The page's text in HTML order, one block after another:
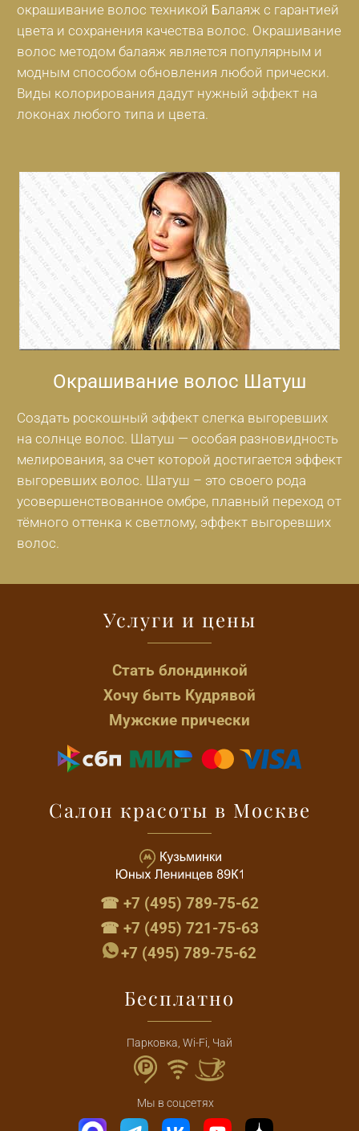
окрашивание волос техникой Балаяж с гарантией
цвета и сохранения качества волос. Окрашивание
волос методом балаяж является популярным и
модным способом обновления любой прически.
Виды колорирования дадут нужный эффект на
локонах любого типа и цвета.
Окрашивание волос Шатуш
Создать роскошный эффект слегка выгоревших
на солнце волос. Шатуш — особая разновидность
мелирования, за счет которой достигается эффект
выгоревших волос. Шатуш – это своего рода
усовершенствованное омбре, плавный переход от
тёмного оттенка к светлому, эффект выгоревших
волос.
Услуги и цены
Стать блондинкой
Хочу быть Кудрявой
Мужские прически
Салон красоты в Москве
☎ +7 (495) 789-75-62
☎ +7 (495) 721-75-63
+7 (495) 789-75-62
Бесплатно
Парковка, Wi-Fi, Чай
Мы в соцсетях